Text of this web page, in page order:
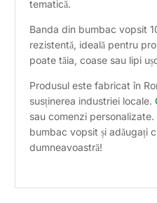
tematică.
Banda din bumbac vopsit
rezistentă, ideală pentru
poate tăia, coase sau lipi
Produsul este fabricat în
susținerea industriei locale.
sau comenzi
bumbac vopsit și adăugați
dumneavoastră!